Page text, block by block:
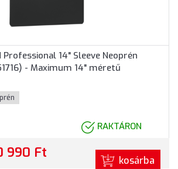
Professional 14" Sleeve Neoprén
- Maximum 14" méretű
RAKTÁRON
990 Ft kosárba